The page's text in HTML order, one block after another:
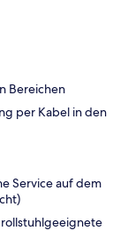
Bereichen
per Kabel in den
Service auf dem